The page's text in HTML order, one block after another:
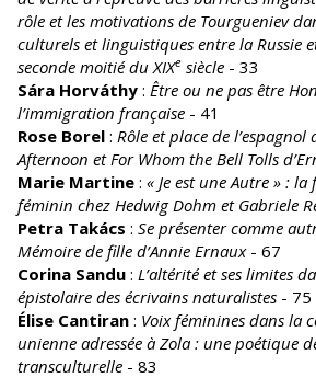
rôle et les motivations de Tourgueniev
culturels et linguistiques entre la Russie
seconde moitié du XIXe siècle - 33
Sára Horváthy : Être ou ne pas être
l’immigration française - 41
Rose Borel : Rôle et place de
Afternoon et For Whom the Bell Tolls
Marie Martine : « Je est une Autre » :
féminin chez Hedwig Dohm et Gabriele
Petra Takács : Se présenter comme
Mémoire de fille d’Annie Ernaux- 67
Corina Sandu : L’altérité et ses limites
épistolaire des écrivains naturalistes - 75
Élise Cantiran : Voix féminines dans la
unienne adressée à Zola : une poétique
transculturelle - 83